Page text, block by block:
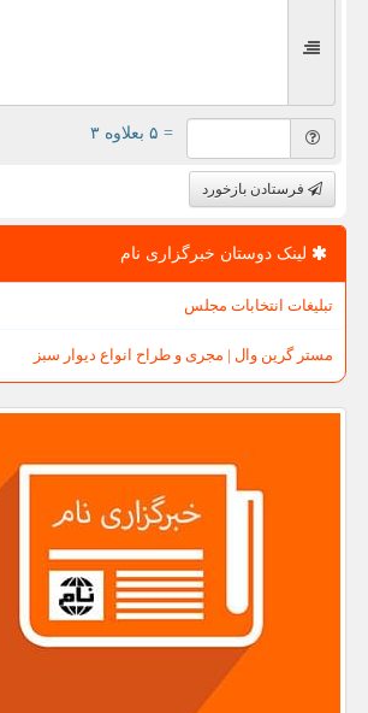
= ۵ بعلاوه ۳
فرستادن بازخورد
لینک دوستان خبرگزاری نام
تبلیغات انتخابات مجلس
مستر گرین وال | مجری و طراح انواع دیوار سبز